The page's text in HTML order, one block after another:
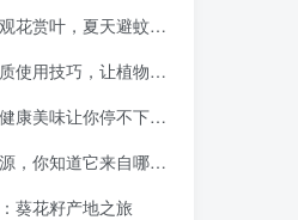
叶，夏天避蚊绝佳选择
巧，让植物生长更旺盛！
美味让你停不下来！
知道它来自哪种鲸类吗？
葵花籽产地之旅
叶，夏天避蚊绝佳选择
巧，让植物生长更旺盛！
美味让你停不下来！
知道它来自哪种鲸类吗？
葵花籽产地之旅